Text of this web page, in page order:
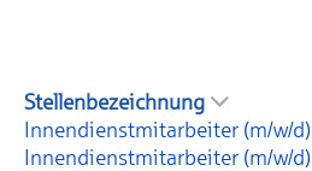
Stellenbezeichnung
Innendienstmitarbeiter (m/w/d)
Innendienstmitarbeiter (m/w/d)